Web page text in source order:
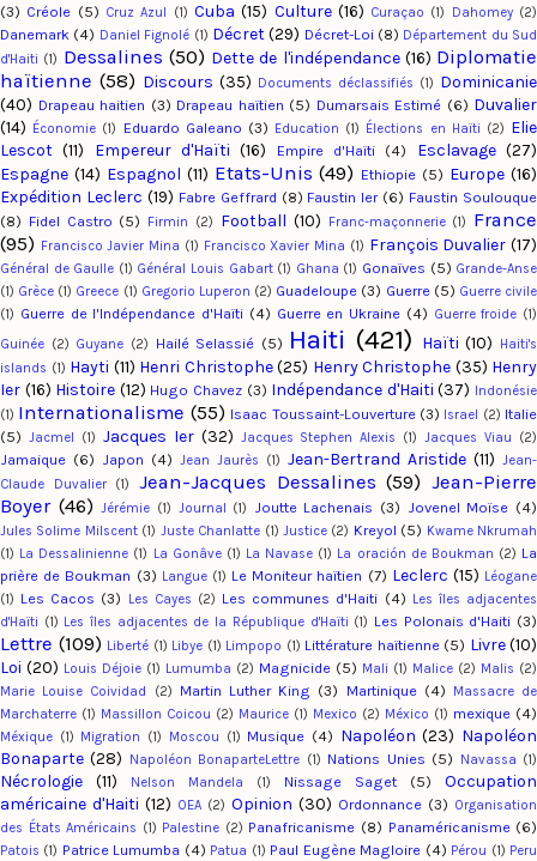
(3) Créole (5) Cruz Azul (1) Cuba (15) Culture (16) Curaçao (1) Dahomey (2)
Danemark (4) Daniel Fignolé (1) Décret(29) Décret-Loi (8) Département du Sud
d'Haiti (1) Dessalines (50) Dette de l'indépendance (16) Diplomatie
haïtienne (58) Discours (35) Documents déclassifiés (1) Dominicanie
(40) Drapeau haitien (3) Drapeau haïtien (5) Dumarsais Estimé (6) Duvalier
(14) Économie (1) Eduardo Galeano (3) Education (1) Élections en Haïti (2) Elie
Lescot (11) Empereur d'Haïti (16) Empire d'Haïti (4) Esclavage (27)
Espagne (14) Espagnol (11) Etats-Unis (49) Ethiopie (5) Europe (16)
Expédition Leclerc (19) Fabre Geffrard (8) Faustin Ier (6) Faustin Soulouque
(8) Fidel Castro (5) Firmin (2) Football (10) Franc-maçonnerie (1)
France
(95) Francisco Javier Mina (1) Francisco Xavier Mina (1) François Duvalier (17)
Général de Gaulle (1) Général Louis Gabart (1) Ghana (1) Gonaïves (5) Grande-Anse
(1) Grèce (1) Greece (1) Gregorio Luperon (2) Guadeloupe (3) Guerre (5) Guerre civile
(1) Guerre de l'Indépendance d'Haïti (4) Guerre en Ukraine (4) Guerre froide (1)
Guinée (2) Guyane (2) Hailé Selassié (5) Haiti (421) Haïti (10)
Haiti's
islands (1) Hayti (11) Henri Christophe (25) Henry Christophe (35) Henry
Ier (16) Histoire (12) Hugo Chavez (3) Indépendance d'Haiti (37) Indonésie
(1) Internationalisme (55) Isaac Toussaint-Louverture (3) Israel (2) Italie
(5) Jacmel (1) Jacques Ier (32) Jacques Stephen Alexis (1) Jacques Viau (2)
Jamaique (6) Japon (4) Jean Jaurès (1) Jean-Bertrand Aristide (11) Jean-
Claude Duvalier
(1) Jean-Jacques Dessalines (59) Jean-Pierre
Boyer (46) Jérémie (1) Journal (1) Joutte Lachenais (3) Jovenel Moïse (4)
Jules Solime Milscent (1) Juste Chanlatte (1) Justice (2) Kreyol (5) Kwame Nkrumah
(1) La Dessalinienne (1) La Gonâve (1) La Navase (1) La oración de Boukman (2) La
prière de Boukman (3) Langue (1) Le Moniteur haïtien (7) Leclerc (15) Léogane
(1) Les Cacos (3) Les Cayes (2) Les communes d'Haiti (4) Les îles adjacentes
d'Haïti (1) Les îles adjacentes de la République d'Haïti (1) Les Polonais d'Haiti (3)
Lettre (109) Liberté (1) Libye (1) Limpopo (1) Littérature haïtienne (5) Livre (10)
Loi (20) Louis Déjoie (1) Lumumba (2) Magnicide (5) Mali (1) Malice (2) Malis (2)
Marie Louise Coividad
(2) Martin Luther King (3) Martinique (4)
Massacre de
Marchaterre (1) Massillon Coicou (2) Maurice (1) Mexico (2) México (1) mexique (4)
Méxique (1) Migration (1) Moscou (1) Musique (4) Napoléon (23) Napoléon
Bonaparte (28) Napoléon BonaparteLettre (1) Nations Unies (5) Navassa (1)
Nécrologie (11) Nelson Mandela (1) Nissage Saget (5)
Occupation
américaine d'Haiti (12) OEA (2) Opinion (30) Ordonnance (3) Organisation
des États Américains (1) Palestine (2) Panafricanisme (8) Panaméricanisme (6)
Patois (1) Patrice Lumumba (4) Patua (1) Paul Eugène Magloire (4) Pérou (1) Peru